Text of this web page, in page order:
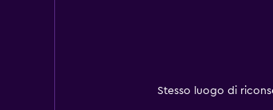
Stesso luogo di